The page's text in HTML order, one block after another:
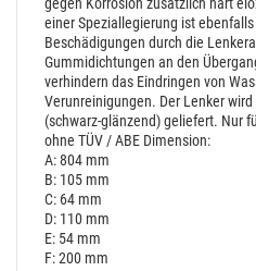
einer Speziallegierung ist
Beschädigungen durch die
Gummidichtungen an den
verhindern das Eindringen von
Verunreinigungen. Der Lenker
(schwarz-glänzend) geliefert. Nur
ohne TÜV / ABE Dimension:
A: 804 mm
B: 105 mm
C: 64 mm
D: 110 mm
E: 54 mm
F: 200 mm